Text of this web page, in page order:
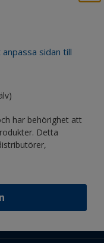
sidan till
har behörighet att
Detta